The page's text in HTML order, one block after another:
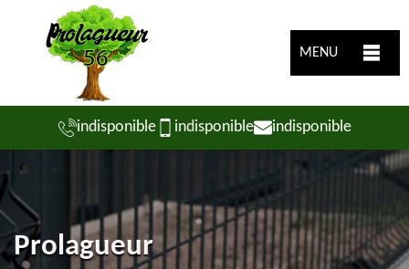
MENU
indisponible indisponible indisponible
Prolagueur